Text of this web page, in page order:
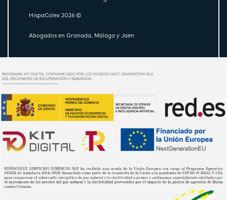
HispaColex 2026 ©
Abogados en Granada, Málaga y Jaén